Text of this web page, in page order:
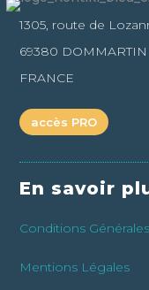
1305, route de
69380 DOMMARTIN
FRANCE
accès PRO
En savoir
Conditions
Mentions Légales